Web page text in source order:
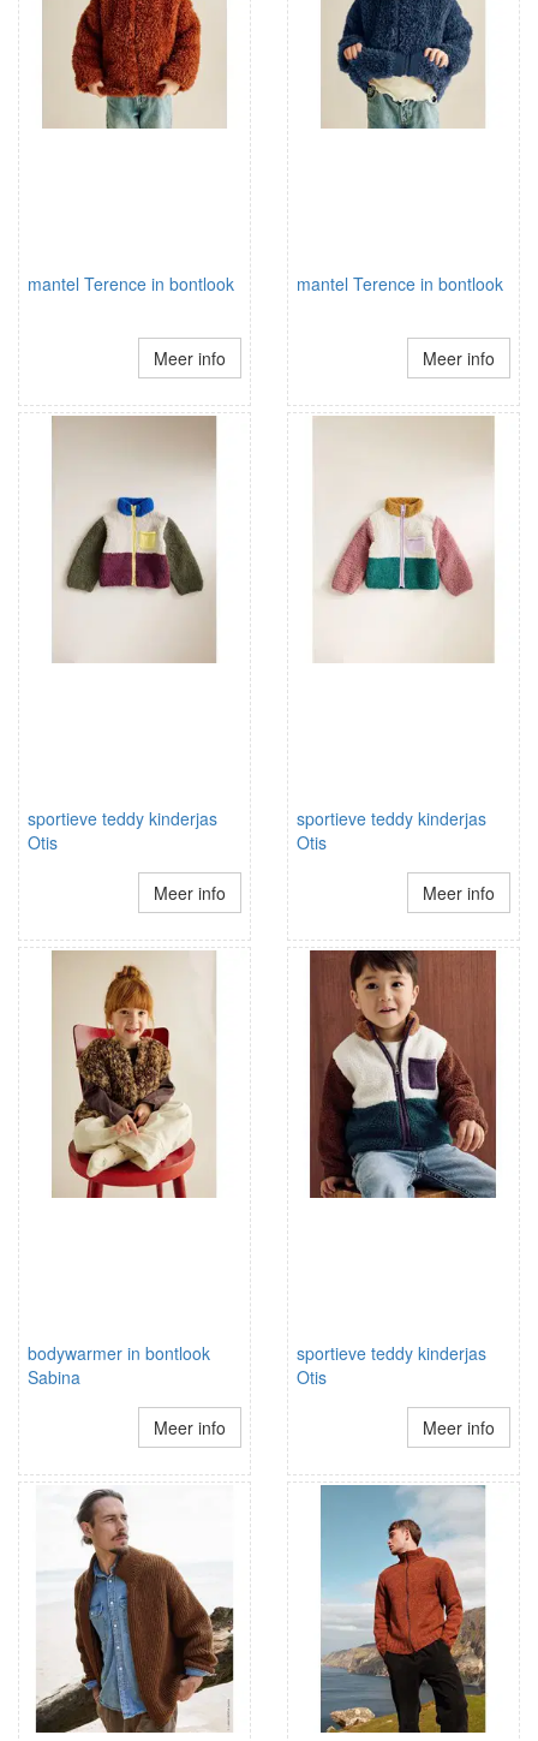
mantel Terence in bontlook
Meer info
mantel Terence in bontlook
Meer info
sportieve teddy kinderjas
Otis
Meer info
sportieve teddy kinderjas
Otis
Meer info
bodywarmer in bontlook
Sabina
Meer info
sportieve teddy kinderjas
Otis
Meer info